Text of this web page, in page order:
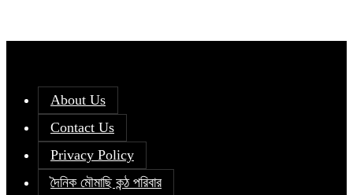
About Us
Contact Us
Privacy Policy
দৈনিক মৌমাছি কন্ঠ পরিবার